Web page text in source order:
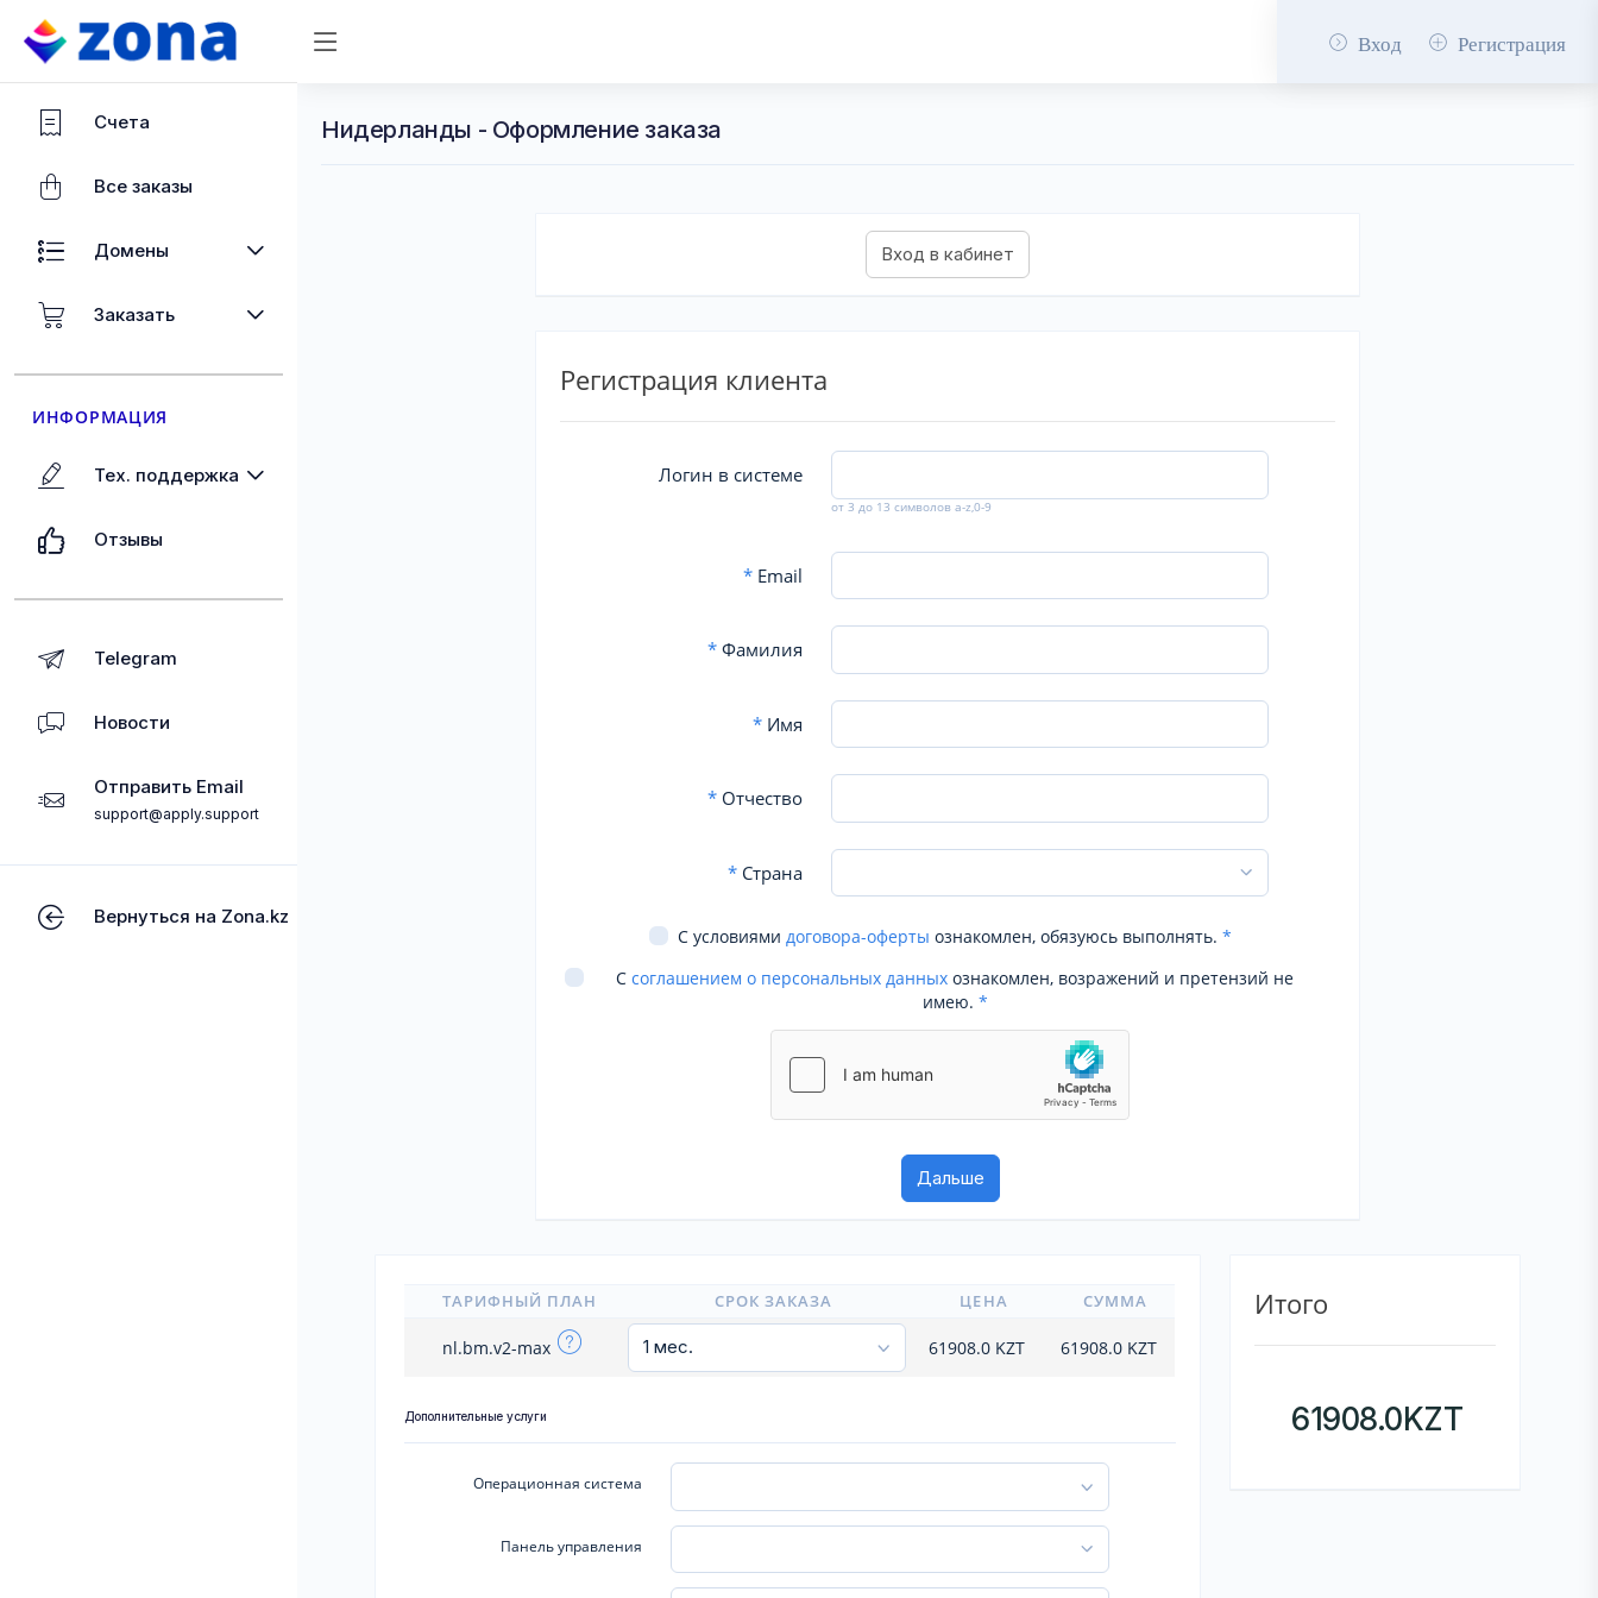
Вход Регистрация
Счета
Все заказы
Домены
Заказать
ИНФОРМАЦИЯ
Тех. поддержка
Отзывы
Telegram
Новости
Отправить Email
support@apply.support
Вернуться на Zona.kz
Нидерланды - Оформление заказа
Регистрация клиента
Логин в системе
от 3 до 13 символов a-z,0-9
*Email
*Фамилия
*Имя
*Отчество
*Страна
С условиями договора-оферты ознакомлен, обязуюсь выполнять. *
С соглашением о персональных данных ознакомлен, возражений и претензий не
имею. *
ТАРИФНЫЙ ПЛАН СРОК ЗАКАЗА ЦЕНА СУММА
nl.bm.v2-max 61908.0 KZT 61908.0KZT
Дополнительные услуги
Операционная система
Панель управления
Итого
61908.0KZT